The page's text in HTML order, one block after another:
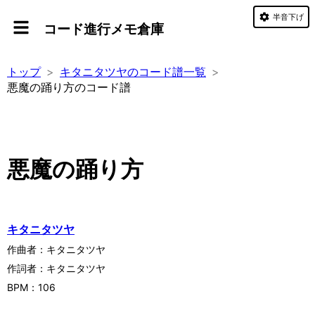
コード進行メモ倉庫
トップ
キタニタツヤのコード譜一覧
悪魔の踊り方のコード譜
悪魔の踊り方
キタニタツヤ
作曲者： キタニタツヤ
作詞者： キタニタツヤ
BPM： 106
半音下げ